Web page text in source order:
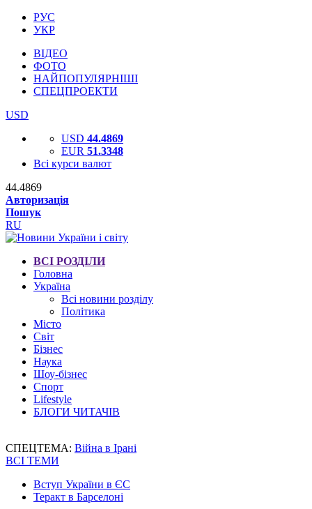
РУС
УКР
ВІДЕО
ФОТО
НАЙПОПУЛЯРНІШІ
СПЕЦПРОЕКТИ
USD
USD 44.4869
EUR 51.3348
Всі курси валют
44.4869
Авторизація
Пошук
RU
ВСІ РОЗДІЛИ
Головна
Україна
Всі новини розділу
Політика
Місто
Світ
Бізнес
Наука
Шоу-бізнес
Спорт
Lifestyle
БЛОГИ ЧИТАЧІВ
СПЕЦТЕМА: Війна в Ірані
ВСІ ТЕМИ
Вступ України в ЄС
Теракт в Барселоні